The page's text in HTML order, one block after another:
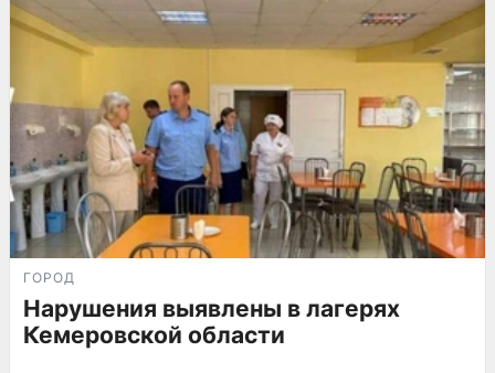
ГОРОД
Нарушения выявлены в лагерях
Кемеровской области